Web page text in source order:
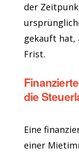
der
gekauft hat,
Frist.
die
Eine
einer